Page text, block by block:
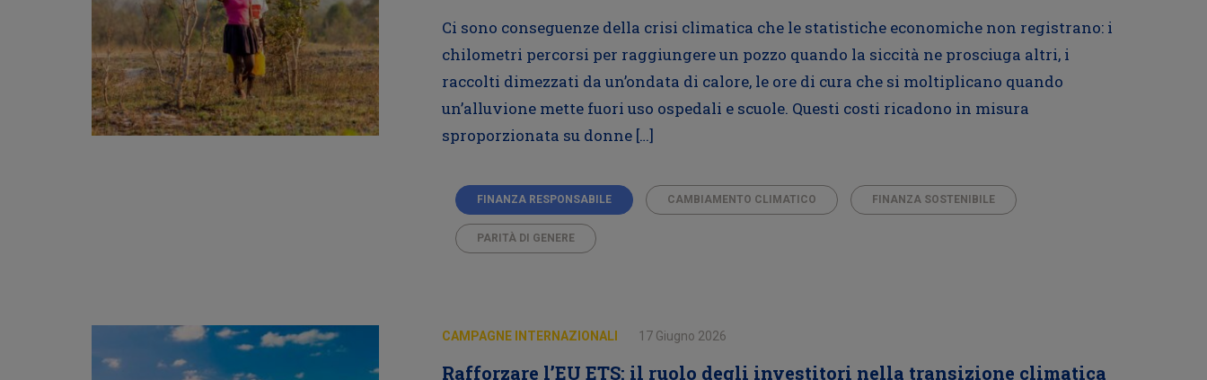
Ci sono conseguenze della crisi climatica che le statistiche economiche non registrano: i
chilometri percorsi per raggiungere un pozzo quando la siccità ne prosciuga altri, i
raccolti dimezzati da un’ondata di calore, le ore di cura che si moltiplicano quando
un’alluvione mette fuori uso ospedali e scuole. Questi costi ricadono in misura
sproporzionata su donne […]
FINANZA RESPONSABILE CAMBIAMENTO CLIMATICO FINANZA SOSTENIBILE
PARITÀ DI GENERE
CAMPAGNE INTERNAZIONALI 17 Giugno 2026
Rafforzare l’EU ETS: il ruolo degli investitori nella transizione climatica